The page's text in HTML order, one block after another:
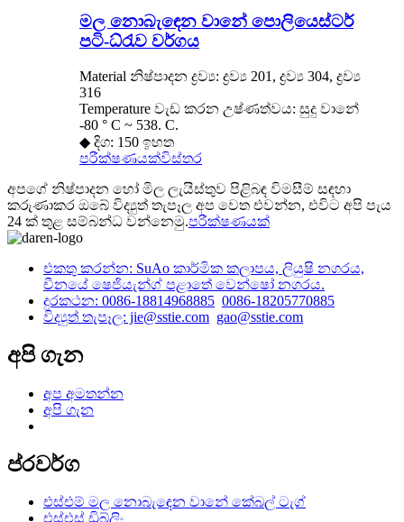
මල නොබැඳෙන වානේ පොලියෙස්ටර්
පටි-ධ්රැව වර්ගය
Material නිෂ්පාදන ද්‍රව්‍ය: ද්‍රව්‍ය 201, ද්‍රව්‍ය 304, ද්‍රව්‍ය
316
Temperature වැඩ කරන උෂ්ණත්වය: සුදු වානේ
-80 ° C ~ 538. C.
◆ දිග: 150 ඉහත
පරීක්ෂණයක්විස්තර
අපගේ නිෂ්පාදන හෝ මිල ලැයිස්තුව පිළිබඳ විමසීම් සඳහා
කරුණාකර ඔබේ විද්‍යුත් තැපෑල අප වෙත එවන්න, එවිට අපි පැය
24 ක් තුළ සම්බන්ධ වන්නෙමු.පරීක්ෂණයක්
එකතු කරන්න: SuAo කාර්මික කලාපය, ලියුෂි නගරය,
චීනයේ ෂෙජියැන්ග් පළාතේ වෙන්ෂෝ නගරය.
දුරකථන: 0086-18814968885 0086-18205770885
විද්‍යුත් තැපෑල: jie@sstie.com gao@sstie.com
අපි ගැන
අප අමතන්න
අපි ගැන
ප්රවර්ග
එස්එම් මල නොබැඳෙන වානේ කේබල් ටැග්
එස්එස් ඩ්‍රිබ්ලිං